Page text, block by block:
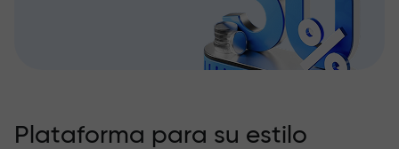
Plataforma para su estilo